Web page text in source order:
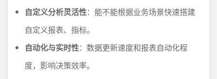
自定义分析灵活性：能不能根据业务场景快速搭建
自定义报表、指标。
自动化与实时性：数据更新速度和报表自动化程
度，影响决策效率。